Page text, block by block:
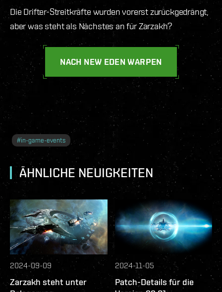
Die Drifter-Streitkräfte wurden vorerst zurückgedrängt,
aber was steht als Nächstes an für Zarzakh?
NACH NEW EDEN WARPEN
#in-game-events
ÄHNLICHE NEUIGKEITEN
2024-09-09
Zarzakh steht unter
2024-11-05
Patch-Details für die